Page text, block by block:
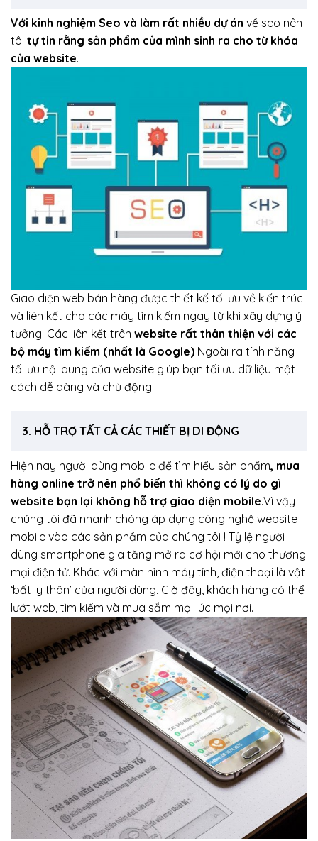
Với kinh nghiệm Seo và làm rất nhiều dự án về seo nên
tôi tự tin rằng sản phẩm của mình sinh ra cho từ khóa
của website.
Giao diện web bán hàng được thiết kế tối ưu về kiến trúc
và liên kết cho các máy tìm kiếm ngay từ khi xây dựng ý
tưởng. Các liên kết trên website rất thân thiện với các
bộ máy tìm kiếm (nhất là Google) Ngoài ra tính năng
tối ưu nội dung của website giúp bạn tối ưu dữ liệu một
cách dễ dàng và chủ động
3. HỖ TRỢ TẤT CẢ CÁC THIẾT BỊ DI ĐỘNG
Hiện nay người dùng mobile để tìm hiểu sản phẩm, mua
hàng online trở nên phổ biến thì không có lý do gì
website bạn lại không hỗ trợ giao diện mobile.Vì vậy
chúng tôi đã nhanh chóng áp dụng công nghệ website
mobile vào các sản phầm của chúng tôi ! Tỷ lệ người
dùng smartphone gia tăng mở ra cơ hội mới cho thương
mại điện tử. Khác với màn hình máy tính, điện thoại là vật
‘bất ly thân’ của người dùng. Giờ đây, khách hàng có thể
lướt web, tìm kiếm và mua sắm mọi lúc mọi nơi.